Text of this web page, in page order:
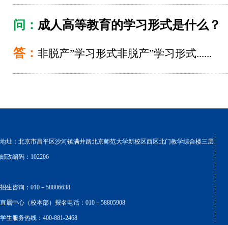
问： 成人高等教育的学习形式是什么？
答： 非脱产”学习形式非脱产”学习形式......
地址：北京市昌平区沙河镇满井路北京师范大学新校区西区北门教学综合楼三层
邮政编码：102206
招生咨询：010－58806638
直属中心（校本部）报名电话：010－58805908
学生服务热线：400-881-2468